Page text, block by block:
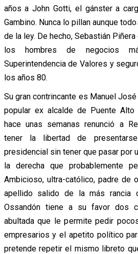
años a John Gotti, el gánster a
Gambino. Nunca lo pillan aunque
de la ley. De hecho, Sebastián
los hombres de negocios
Superintendencia de Valores y
los años 80.
Su gran contrincante es Manuel
popular ex alcalde de Puente Alto
hace unas semanas renunció a
tener la libertad de
presidencial sin tener que pasar por
la derecha que probablemente
Ambicioso, ultra-católico, padre de
apellido salido de la más rancia
Ossandón tiene a su favor dos
abultada que le permite pedir
empresarios y el apetito político
pretende repetir el mismo libreto